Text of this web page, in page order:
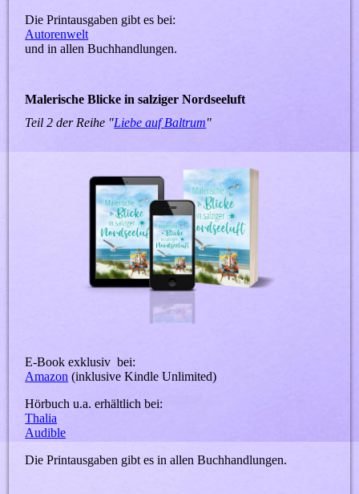
Die Printausgaben gibt es bei:
Autorenwelt
und in allen Buchhandlungen.
Malerische Blicke in salziger Nordseeluft
Teil 2 der Reihe "Liebe auf Baltrum"
E-Book exklusiv bei:
Amazon (inklusive Kindle Unlimited)
Hörbuch u.a. erhältlich bei:
Thalia
Audible
Die Printausgaben gibt es in allen Buchhandlungen.